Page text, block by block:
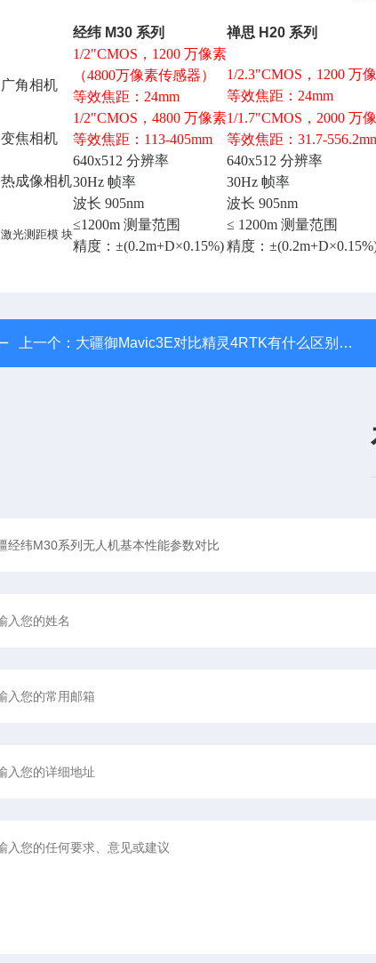
经纬 M30 系列 禅思 H20 系列
广角相机
1/2"CMOS，1200 万像素
（4800万像素传感器）
等效焦距：24mm
1/2.3"CMOS，1200 万
等效焦距：24mm
变焦相机
1/2"CMOS，4800 万像素
等效焦距：113-405mm
1/1.7"CMOS，2000 万
等效焦距：31.7-
热成像相机
640x512 分辨率
30Hz 帧率
640x512 分辨率
30Hz 帧率
激光测距模 块
波长 905nm
≤1200m 测量范围
精度：±(0.2m+D×0.15%)
波长 905nm
≤ 1200m 测量范围
精度：
上一个： 大疆御Mavic3E对比精灵4RTK有什么区别升级